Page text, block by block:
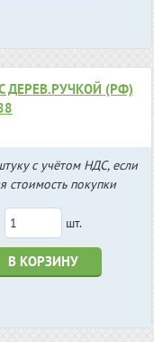
(РФ)
с учётом НДС, если
стоимость покупки
шт.
В КОРЗИНУ